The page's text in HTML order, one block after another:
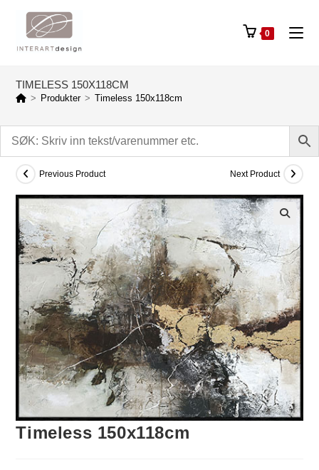
0
TIMELESS 150X118CM
> Produkter > Timeless 150x118cm
Previous Product Next Product
Timeless 150x118cm